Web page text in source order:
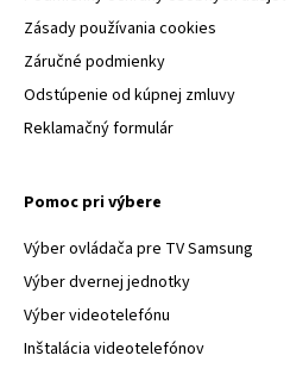
Zásady používania cookies
Záručné podmienky
Odstúpenie od kúpnej zmluvy
Reklamačný formulár
Pomoc pri výbere
Výber ovládača pre TV Samsung
Výber dvernej jednotky
Výber videotelefónu
Inštalácia videotelefónov